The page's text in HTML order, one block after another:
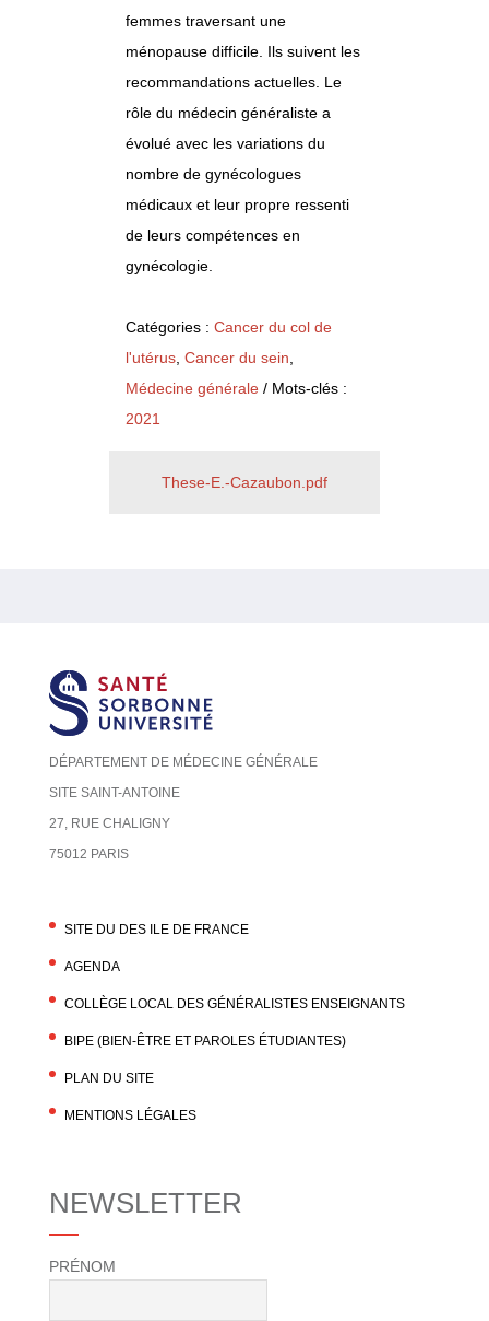
femmes traversant une
ménopause difficile. Ils suivent les
recommandations actuelles. Le
rôle du médecin généraliste a
évolué avec les variations du
nombre de gynécologues
médicaux et leur propre ressenti
de leurs compétences en
gynécologie.
Catégories : Cancer du col de
l'utérus Cancer du sein
Médecine générale / Mots-clés :
2021
These-E.-Cazaubon.pdf
DÉPARTEMENT DE MÉDECINE GÉNÉRALE
SITE SAINT-ANTOINE
27, RUE CHALIGNY
75012 PARIS
SITE DU DES ILE DE FRANCE
AGENDA
COLLÈGE LOCAL DES GÉNÉRALISTES ENSEIGNANTS
BIPE (BIEN-ÊTRE ET PAROLES ÉTUDIANTES)
PLAN DU SITE
MENTIONS LÉGALES
NEWSLETTER
PRÉNOM